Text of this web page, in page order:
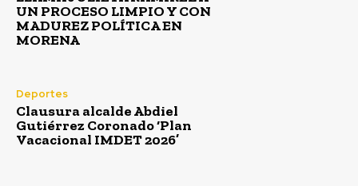
UN PROCESO LIMPIO Y CON
MADUREZ POLÍTICA EN
MORENA
Deportes
Clausura alcalde Abdiel
Gutiérrez Coronado ‘Plan
Vacacional IMDET 2026’